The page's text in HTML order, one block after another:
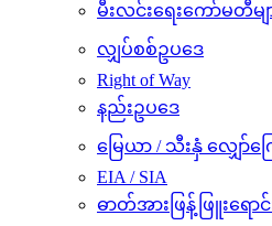
မီးလင်းရေးကော်မတီ
လျှပ်စစ်ဥပဒေ
Right of Way
နည်းဥပဒေ
မြေယာ / သီးနှံ လျှော်က
EIA / SIA
ဓာတ်အားဖြန့်ဖြူးရောင်